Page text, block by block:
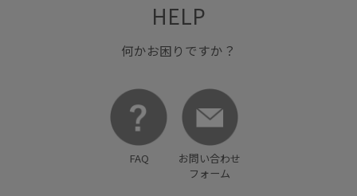
HELP
何かお困りですか？
FAQ
お問い合わせ
フォーム